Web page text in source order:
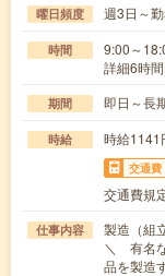
曜日頻度 週3日～
時間
9:00～
詳細6時
期間 即日～長
時給 時給1141
交通費
交通費規
仕事内容
製造（組
＼ 有名
品を製造